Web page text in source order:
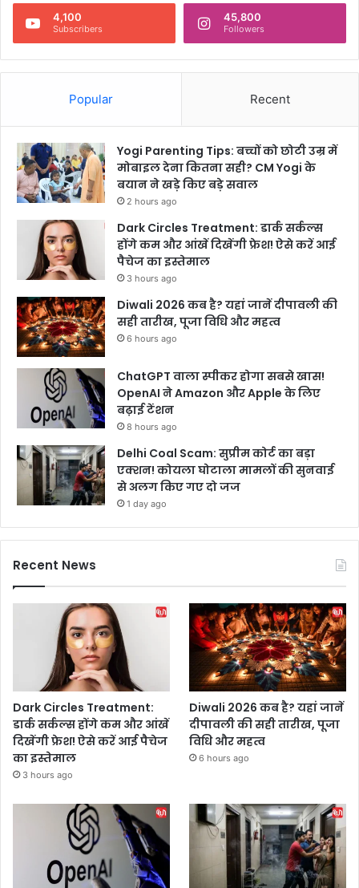
ड़े
ई
रि
कॉ
4,100
Subscribers
45,800
Followers
Popular Recent
Yogi Parenting Tips: बच्चों को छोटी उम्र में
मोबाइल देना कितना सही? CM Yogi के
बयान ने खड़े किए बड़े सवाल
2 hours ago
Dark Circles Treatment: डार्क सर्कल्स
होंगे कम और आंखें दिखेंगी फ्रेश! ऐसे करें आई
पैचेज का इस्तेमाल
3 hours ago
Diwali 2026 कब है? यहां जानें दीपावली की
सही तारीख, पूजा विधि और महत्व
6 hours ago
ChatGPT वाला स्पीकर होगा सबसे खास!
OpenAI ने Amazon और Apple के लिए
बढ़ाई टेंशन
8 hours ago
Delhi Coal Scam: सुप्रीम कोर्ट का बड़ा
एक्शन! कोयला घोटाला मामलों की सुनवाई
से अलग किए गए दो जज
1 day ago
Recent News
Dark Circles Treatment:
डार्क सर्कल्स होंगे कम और आंखें
दिखेंगी फ्रेश! ऐसे करें आई पैचेज
का इस्तेमाल
3 hours ago
Diwali 2026 कब है? यहां जानें
दीपावली की सही तारीख, पूजा
विधि और महत्व
6 hours ago